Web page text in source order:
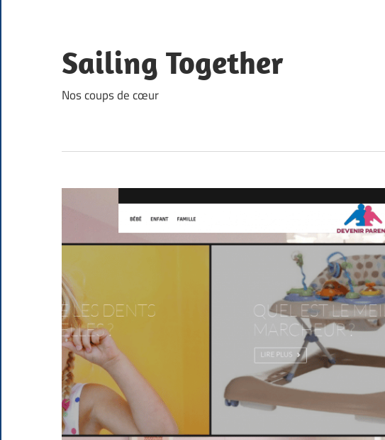
content
Sailing Together
Nos coups de cœur